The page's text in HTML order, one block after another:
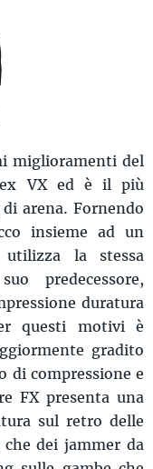
miglioramenti del
VX ed è il più
arena. Fornendo
insieme ad un
utilizza la stessa
predecessore,
duratura
questi motivi è
gradito
di compressione e
FX presenta una
sul retro delle
dei jammer da